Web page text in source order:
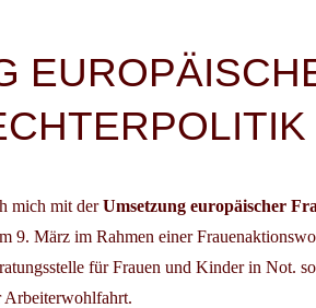
mich mit derUmsetzung europäischer
9. März im Rahmen einer
für Frauen und Kinder in Not.
Arbeiterwohlfahrt.